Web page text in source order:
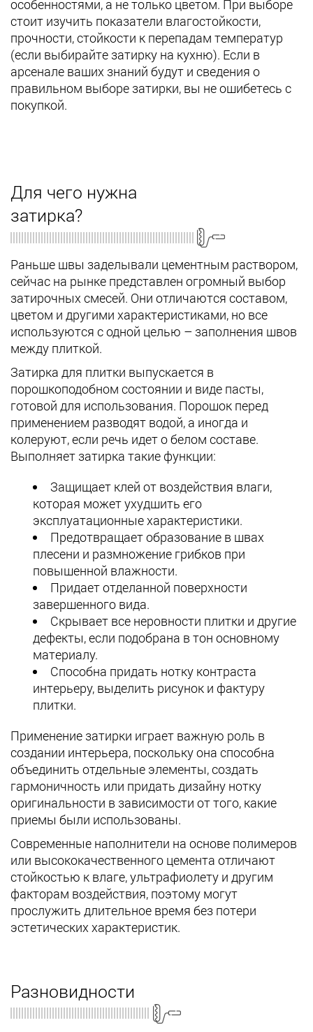
особенностями, а не только цветом. При выборе
стоит изучить показатели влагостойкости,
прочности, стойкости к перепадам температур
(если выбирайте затирку на кухню). Если в
арсенале ваших знаний будут и сведения о
правильном выборе затирки, вы не ошибетесь с
покупкой.
Для чего нужна
затирка?
Раньше швы заделывали цементным раствором,
сейчас на рынке представлен огромный выбор
затирочных смесей. Они отличаются составом,
цветом и другими характеристиками, но все
используются с одной целью – заполнения швов
между плиткой.
Затирка для плитки выпускается в
порошкоподобном состоянии и виде пасты,
готовой для использования. Порошок перед
применением разводят водой, а иногда и
колеруют, если речь идет о белом составе.
Выполняет затирка такие функции:
Защищает клей от воздействия влаги,
которая может ухудшить его
эксплуатационные характеристики.
Предотвращает образование в швах
плесени и размножение грибков при
повышенной влажности.
Придает отделанной поверхности
завершенного вида.
Скрывает все неровности плитки и другие
дефекты, если подобрана в тон основному
материалу.
Способна придать нотку контраста
интерьеру, выделить рисунок и фактуру
плитки.
Применение затирки играет важную роль в
создании интерьера, поскольку она способна
объединить отдельные элементы, создать
гармоничность или придать дизайну нотку
оригинальности в зависимости от того, какие
приемы были использованы.
Современные наполнители на основе полимеров
или высококачественного цемента отличают
стойкостью к влаге, ультрафиолету и другим
факторам воздействия, поэтому могут
прослужить длительное время без потери
эстетических характеристик.
Разновидности